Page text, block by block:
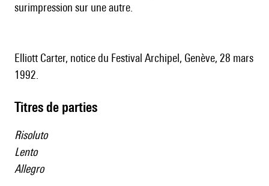
surimpression sur une autre.
Elliott Carter, notice du Festival Archipel, Genève, 28 mars
1992.
Titres de parties
Risoluto
Lento
Allegro